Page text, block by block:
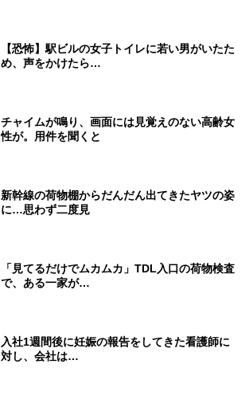
【恐怖】駅ビルの女子トイレに若い男がいたた
め、声をかけたら…
チャイムが鳴り、画面には見覚えのない高齢女
性が。用件を聞くと
新幹線の荷物棚からだんだん出てきたヤツの姿
に…思わず二度見
「見てるだけでムカムカ」TDL入口の荷物検査
で、ある一家が…
入社1週間後に妊娠の報告をしてきた看護師に
対し、会社は…